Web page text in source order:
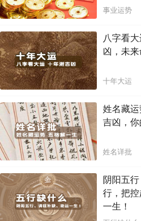
局！！
事业运势
八字看
凶，未来
十年大运
姓名藏
吉凶，你
姓名详批
阴阳五
行，把
一生！